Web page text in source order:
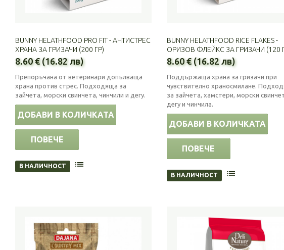
BUNNY HELATHFOOD PRO FIT - АНТИСТРЕС
ХРАНА ЗА ГРИЗАЧИ (200 ГР)
8.60 € (16.82 лв)
Препоръчана от ветеринари допълваща
храна против стрес. Подходяща за
зайчета, морски свинчета, чинчили и дегу.
ДОБАВИ В КОЛИЧКАТА
ПОВЕЧЕ
В НАЛИЧНОСТ
BUNNY HELATHFOOD RICE FLAKES -
ОРИЗОВ ФЛЕЙКС ЗА ГРИЗАЧИ (120
8.60 € (16.82 лв)
Поддържаща храна за гризачи при
чувствително храносмилане.
за зайчета, хамстери, морски
дегу и чинчила.
ДОБАВИ В КОЛИЧКАТА
ПОВЕЧЕ
В НАЛИЧНОСТ